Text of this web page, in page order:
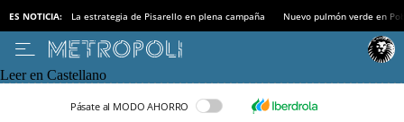
ES NOTICIA: La estrategia de Pisarello en plena campaña Nuevo pulmón verde en
Leer en Castellano
Pásate al MODO AHORRO